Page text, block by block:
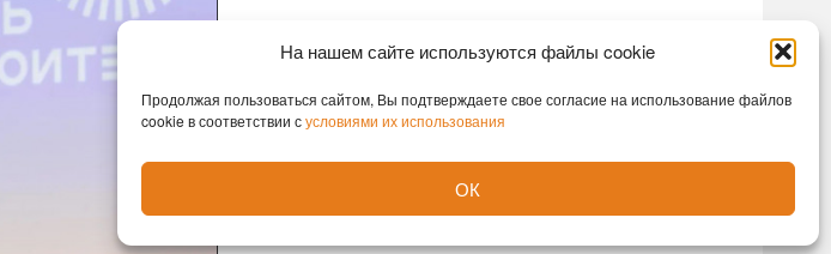
На нашем сайте используются файлы cookie
Продолжая пользоваться сайтом, Вы подтверждаете свое согласие на использование файлов
cookie в соответствии сусловиями их использования
ОК